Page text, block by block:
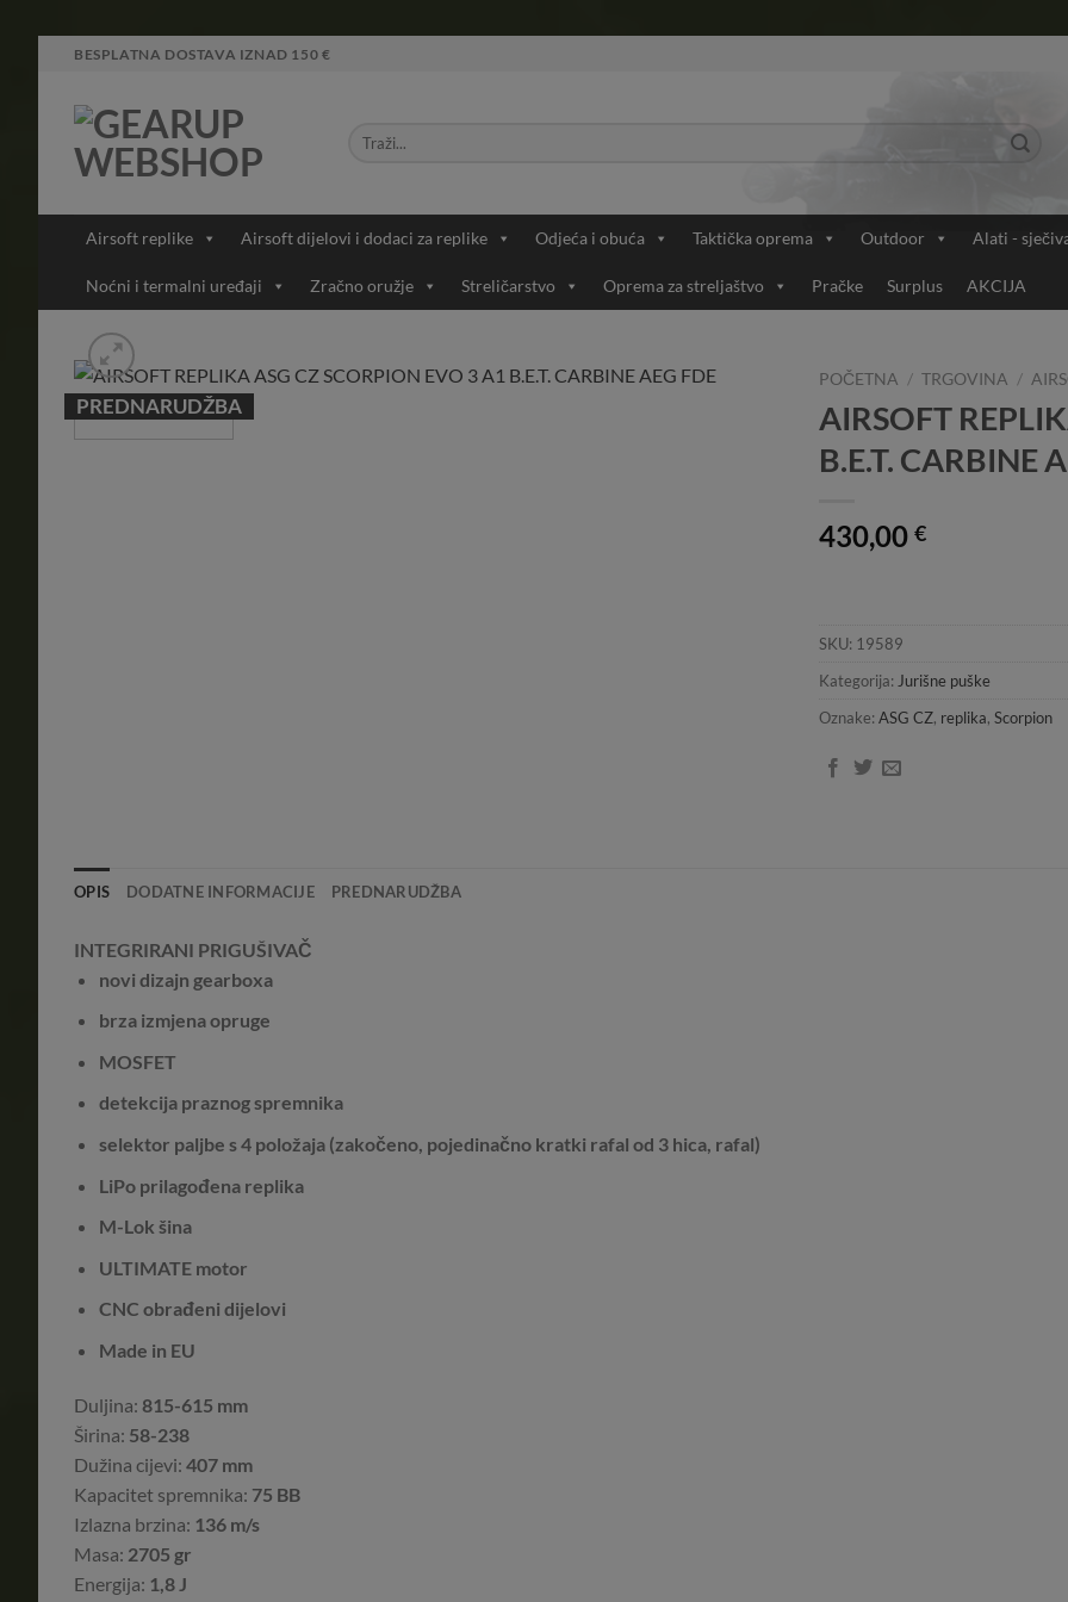
content
BESPLATNA DOSTAVA IZNAD 150 €
Airsoft replike Airsoft dijelovi i dodaci za replike Odjeća i obuća Taktička oprema Outdoor Alati -
Noćni i termalni uređaji Zračno oružje Streličarstvo Oprema za streljaštvo Pračke Surplus AKCIJA
PREDNARUDŽBA
POČETNA / TRGOVINA /
AIRSOFT
B.E.T. CARBINE
430,00 €
SKU: 19589
Kategorija: Jurišne puške
Oznake: ASG CZ, replika, Scorpion
OPIS DODATNE INFORMACIJE PREDNARUDŽBA
INTEGRIRANI PRIGUŠIVAČ
novi dizajn gearboxa
brza izmjena opruge
MOSFET
detekcija praznog spremnika
selektor paljbe s 4 položaja (zakočeno, pojedinačno kratki rafal od 3 hica, rafal)
LiPo prilagođena replika
M-Lok šina
ULTIMATE motor
CNC obrađeni dijelovi
Made in EU
Duljina: 815-615 mm
Širina: 58-238
Dužina cijevi: 407 mm
Kapacitet spremnika: 75 BB
Izlazna brzina: 136 m/s
Masa: 2705 gr
Energija: 1,8 J